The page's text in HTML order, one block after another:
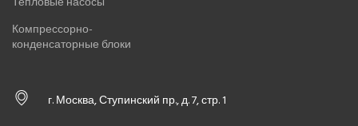
Компрессорно-
конденсаторные блоки
г. Москва, Ступинский пр., д. 7, стр. 1